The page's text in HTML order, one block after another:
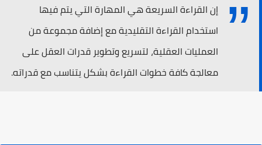
إن القراءة السريعة هي المهارة التي يتم فيها
استخدام القراءة التقليدية مع إضافة مجموعة من
العمليات العقلية، لتسريع وتطوير قدرات العقل على
معالجة كافة خطوات القراءة بشكل يتناسب مع قدراته.